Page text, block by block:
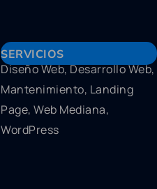
SERVICIOS
Diseño Web, Desarrollo Web,
Mantenimiento, Landing
Page, Web Mediana,
WordPress